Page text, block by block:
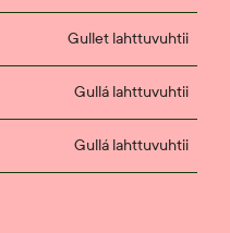
Gullet lahttuvuhtii
Gullá lahttuvuhtii
Gullá lahttuvuhtii